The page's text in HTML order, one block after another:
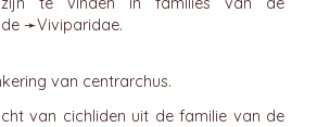
de ➛Viviparidae.
van centrarchus.
van cichliden uit de familie van de